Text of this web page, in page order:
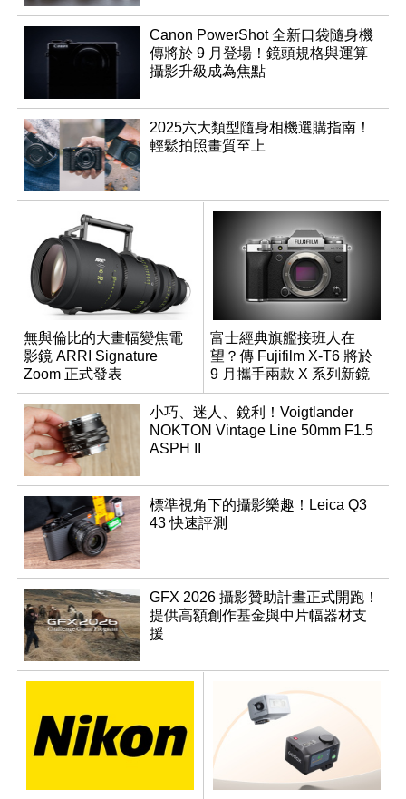
Canon PowerShot 全新口袋隨身機
傳將於 9 月登場！鏡頭規格與運算
攝影升級成為焦點
2025六大類型隨身相機選購指南！
輕鬆拍照畫質至上
無與倫比的大畫幅變焦電
影鏡 ARRI Signature
Zoom 正式發表
富士經典旗艦接班人在
望？傳 Fujifilm X-T6 將於
9 月攜手兩款 X 系列新鏡
頭登場
小巧、迷人、銳利！Voigtlander
NOKTON Vintage Line 50mm F1.5
ASPH II
標準視角下的攝影樂趣！Leica Q3
43 快速評測
GFX 2026 攝影贊助計畫正式開跑！
提供高額創作基金與中片幅器材支
援